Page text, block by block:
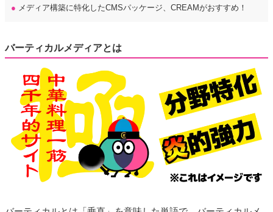
● メディア構築に特化したCMSパッケージ、CREAMがおすすめ！
バーティカルメディアとは